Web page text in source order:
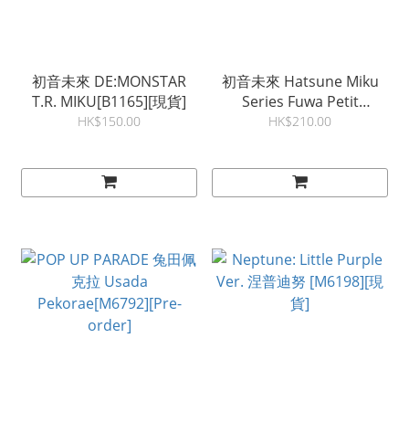
初音未來 DE:MONSTAR
T.R. MIKU[B1165][現貨]
HK$150.00
初音未來 Hatsune Miku
Series Fuwa Petit
Deformed Figure[M6794]
HK$210.00